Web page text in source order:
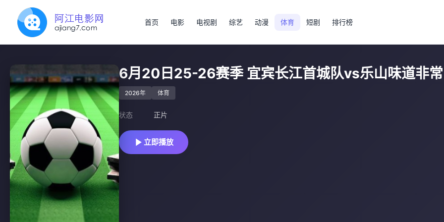
首页 电影 电视剧 综艺 动漫 体育 短剧 排行榜
6月20日25-26赛季 宜宾长江首城队vs乐山味道非
2026年 体育
状态 正片
立即播放